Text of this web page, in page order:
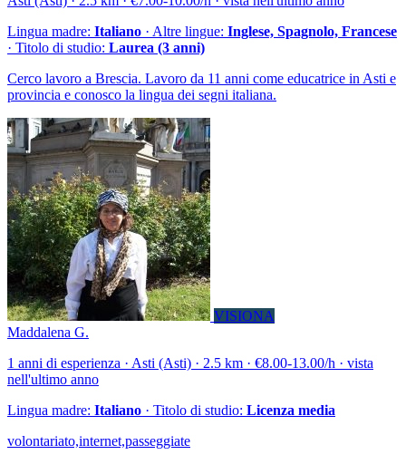
Lingua madre: Italiano · Altre lingue: Inglese, Spagnolo, Francese
· Titolo di studio: Laurea (3 anni)
Cerco lavoro a Brescia. Lavoro da 11 anni come educatrice in Asti e
provincia e conosco la lingua dei segni italiana.
VISIONA
Maddalena G.
1 anni di esperienza · Asti (Asti) · 2.5 km · €8.00-13.00/h · vista
nell'ultimo anno
Lingua madre: Italiano · Titolo di studio: Licenza media
volontariato,internet,passeggiate